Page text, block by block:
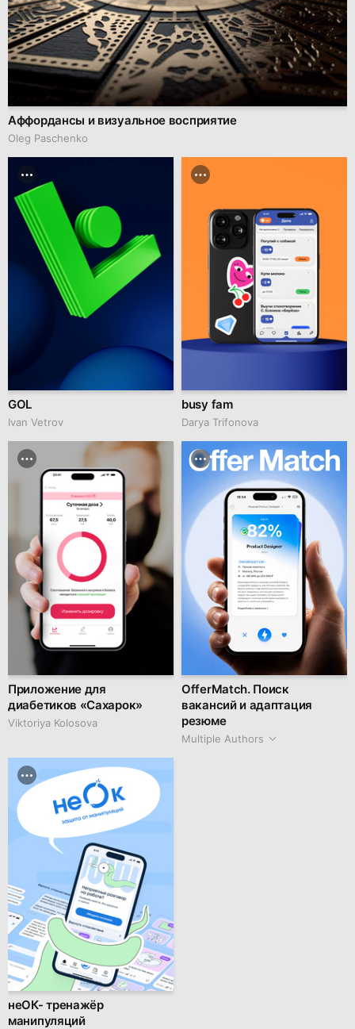
Аффордансы и визуальное восприятие
Oleg Paschenko
GOL
Ivan Vetrov
busy fam
Darya Trifonova
Приложение для
диабетиков «Сахарок»
Viktoriya Kolosova
OfferMatch. Поиск
вакансий и адаптация
резюме
Multiple Authors
неОК- тренажёр
манипуляций